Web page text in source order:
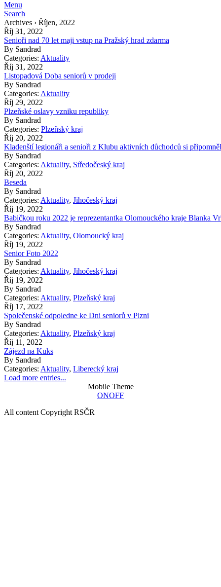
Menu
Search
Archives › Říjen, 2022
Říj 31, 2022
Senioři nad 70 let maji vstup na Pražský hrad zdarma
By Sandrad
Categories: Aktuality
Říj 31, 2022
Listopadová Doba seniorů v prodeji
By Sandrad
Categories: Aktuality
Říj 29, 2022
Plzeňské oslavy vzniku republiky
By Sandrad
Categories: Plzeňský kraj
Říj 20, 2022
Kladenští legionáři a senioři z Klubu aktivních důchodců si
By Sandrad
Categories: Aktuality, Středočeský kraj
Říj 20, 2022
Beseda
By Sandrad
Categories: Aktuality, Jihočeský kraj
Říj 19, 2022
Babičkou roku 2022 je reprezentantka Olomouckého kraje Blanka
By Sandrad
Categories: Aktuality, Olomoucký kraj
Říj 19, 2022
Senior Foto 2022
By Sandrad
Categories: Aktuality, Jihočeský kraj
Říj 19, 2022
By Sandrad
Categories: Aktuality, Plzeňský kraj
Říj 17, 2022
Společenské odpoledne ke Dni seniorů v Plzni
By Sandrad
Categories: Aktuality, Plzeňský kraj
Říj 11, 2022
Zájezd na Kuks
By Sandrad
Categories: Aktuality, Liberecký kraj
Load more entries...
Mobile Theme
ONOFF
All content Copyright RSČR